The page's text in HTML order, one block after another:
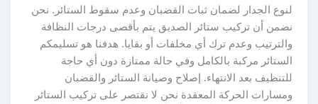
لنوع الجدار لضمان ثبات القضبان وعدم سقوط الستائر. نحن
نضمن أن تركيب ستائر الصديق يتم بأقصى درجات النظافة
والترتيب وعدم ترك أي مخلفات أو بقايا. هدفنا هو تسليمكم
الستائر مركبة بالكامل وفي حالة ممتازة دون أي حاجة
للتنظيف بعد الانتهاء. إصلاح وصيانة الستائر والقضبان
ومسارات الحركة المعقدة نحن لا نقتصر على تركيب الستائر